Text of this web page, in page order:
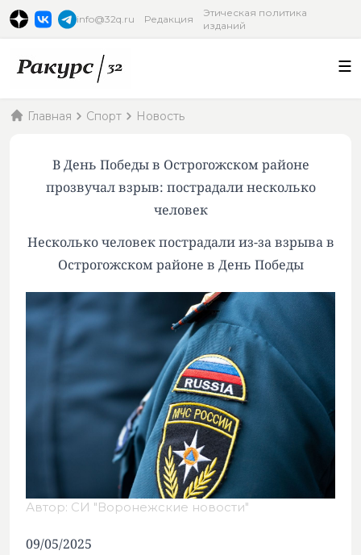
info@32q.ru Редакция
Этическая политика
изданий
Главная Спорт Новость
В День Победы в Острогожском районе
прозвучал взрыв: пострадали несколько
человек
Несколько человек пострадали из-за взрыва в
Острогожском районе в День Победы
Автор: СИ "Воронежские новости"
09/05/2025